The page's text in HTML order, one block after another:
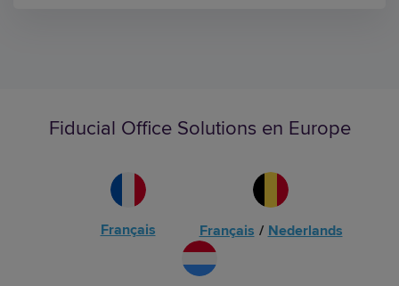
Fiducial Office Solutions en Europe
Français Français / Nederlands